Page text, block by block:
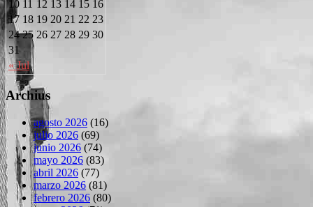
« Jul
10 11 12 13 14 15 16
17 18 19 20 21 22 23
24 25 26 27 28 29 30
31
Archius
agosto 2026 (16)
julio 2026 (69)
junio 2026 (74)
mayo 2026 (83)
abril 2026 (77)
marzo 2026 (81)
febrero 2026 (80)